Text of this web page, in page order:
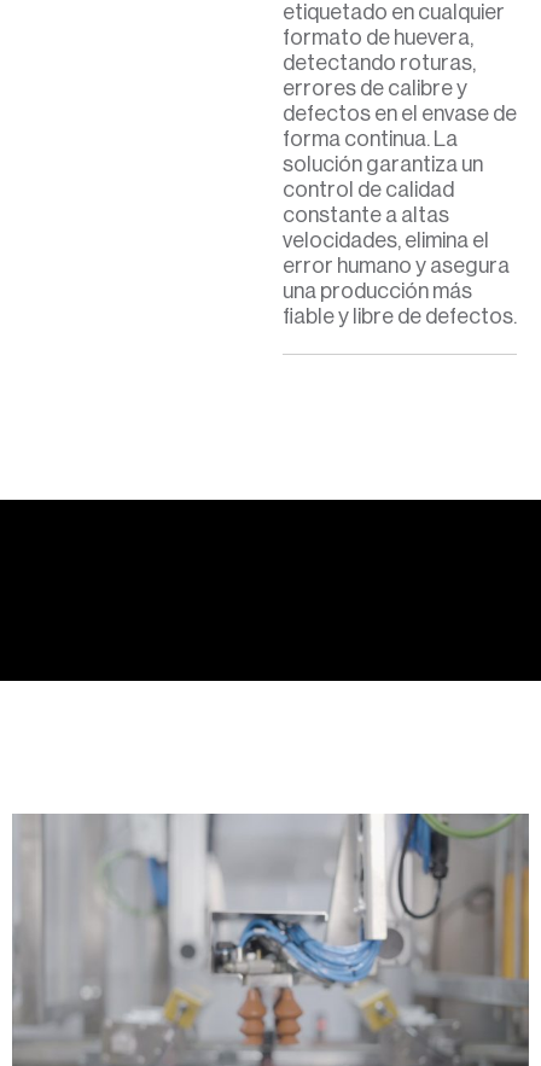
etiquetado en cualquier
formato de huevera,
detectando roturas,
errores de calibre y
defectos en el envase de
forma continua. La
solución garantiza un
control de calidad
constante a altas
velocidades, elimina el
error humano y asegura
una producción más
fiable y libre de defectos.